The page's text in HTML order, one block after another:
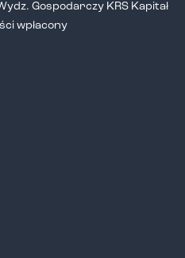
Gospodarczy KRS Kapitał
wpłacony